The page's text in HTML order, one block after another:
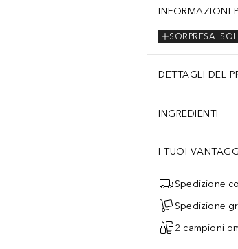
INFORMAZIONI
SORPRESA
DETTAGLI DEL
INGREDIENTI
I TUOI
Spedizione
Spedizione
2 campioni